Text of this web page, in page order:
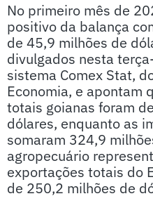
No primeiro mês de
positivo da balança
de 45,9 milhões de
divulgados nesta
sistema Comex Stat,
Economia, e apontam
totais goianas foram
dólares, enquanto as
somaram 324,9
agropecuário
exportações totais do
de 250,2 milhões de